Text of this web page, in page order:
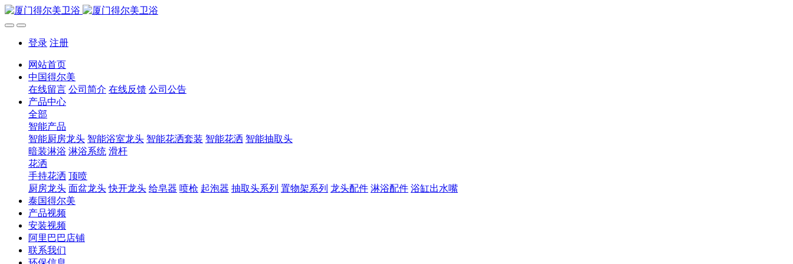
登录 注册
网站首页
中国得尔美
在线留言 公司简介 在线反馈 公司公告
产品中心
全部
智能产品
智能厨房龙头 智能浴室龙头 智能花洒套装 智能花洒 智能抽取头
暗装淋浴 淋浴系统 滑杆
花洒
手持花洒 顶喷
厨房龙头 面盆龙头 快开龙头 给皂器 喷枪 起泡器 抽取头系列 置物架系列 龙头配件 淋浴配件 浴缸出水嘴
泰国得尔美
产品视频
安装视频
阿里巴巴店铺
联系我们